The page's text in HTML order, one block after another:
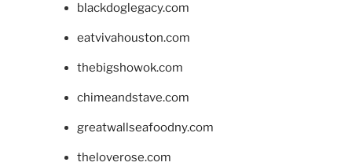
blackdoglegacy.com
eatvivahouston.com
thebigshowok.com
chimeandstave.com
greatwallseafoodny.com
theloverose.com